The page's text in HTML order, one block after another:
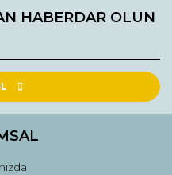
ederiz.
görüntülenemiyor.
bulunuyor.
pahalı.
HABERDAR OLUN